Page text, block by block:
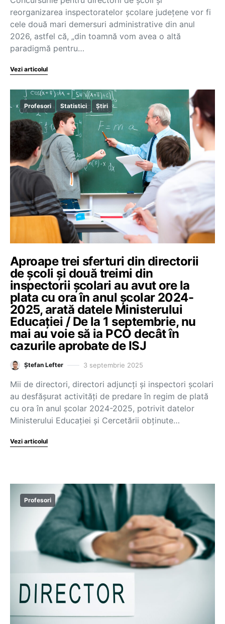
reorganizarea inspectoratelor școlare județene vor fi
cele două mari demersuri administrative din anul
2026, astfel că, „din toamnă vom avea o altă
paradigmă pentru…
Vezi articolul
Profesori Statistici Știri
Aproape trei sferturi din directorii
de școli și două treimi din
inspectorii școlari au avut ore la
plata cu ora în anul școlar 2024-
2025, arată datele Ministerului
Educației / De la 1 septembrie, nu
mai au voie să ia PCO decât în
cazurile aprobate de ISJ
Ștefan Lefter 3 septembrie 2025
Mii de directori, directori adjuncți și inspectori școlari
au desfășurat activități de predare în regim de plată
cu ora în anul școlar 2024-2025, potrivit datelor
Ministerului Educației și Cercetării obținute…
Vezi articolul
Profesori